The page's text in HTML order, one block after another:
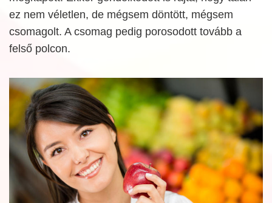
ez nem véletlen, de mégsem döntött, mégsem
csomagolt. A csomag pedig porosodott tovább a
felső polcon.